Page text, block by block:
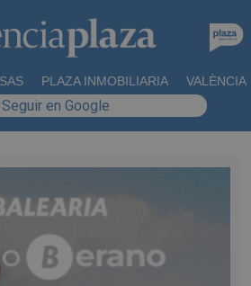
PLAZA INMOBILIARIA VALÈNCIA
en Google